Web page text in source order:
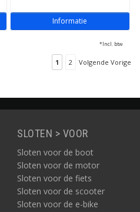
Informatie
*Incl. btw
1 2 Volgende Vorige
SLOTEN > VOOR
Sloten voor de boot
Sloten voor de motor
Sloten voor de fiets
Sloten voor de scooter
Sloten voor de e-bike